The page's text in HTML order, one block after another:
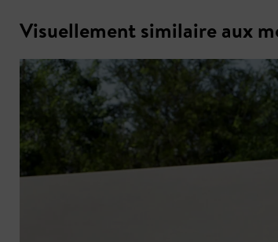
Visuellement similaire aux